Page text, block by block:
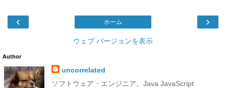
‹ ›
ホーム
ウェブ バージョンを表示
Author
uncorrelated
ソフトウェア・エンジニア。Java JavaScript